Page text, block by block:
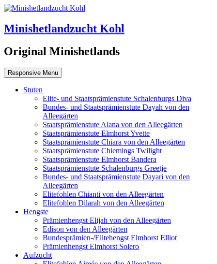
Minishetlandzucht Kohl
Original Minishetlands
Responsive Menu
Stuten
Elite- und Staatsprämienstute Schalenburgs Diva
Bundes- und Staatsprämienstute Dayah von den
Alleegärten
Staatsprämienstute Alana von den Alleegärten
Staatsprämienstute Elmhorst Yvette
Staatsprämienstute Chiara von den Alleegärten
Staatsprämienstute Chiemings Twilight
Staatsprämienstute Elmhorst Bandera
Staatsprämienstute Schalenburgs Greetje
Bundes- und Staatsprämienstute Dayari von den
Alleegärten
Elitefohlen Chianti von den Alleegärten
Elitefohlen Dilarah von den Alleegärten
Hengste
Prämienhengst Elijah von den Alleegärten
Edison von den Alleegärten
Bundesprämien-/Elitehengst Elmhorst Elliot
Prämienhengst Elmhorst Solero
Aufzucht